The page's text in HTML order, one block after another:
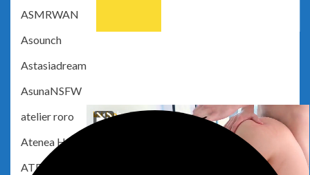
ASMRWAN
Asounch
Astasiadream
AsunaNSFW
atelier roro
Atenea Hattifattener
ATFM